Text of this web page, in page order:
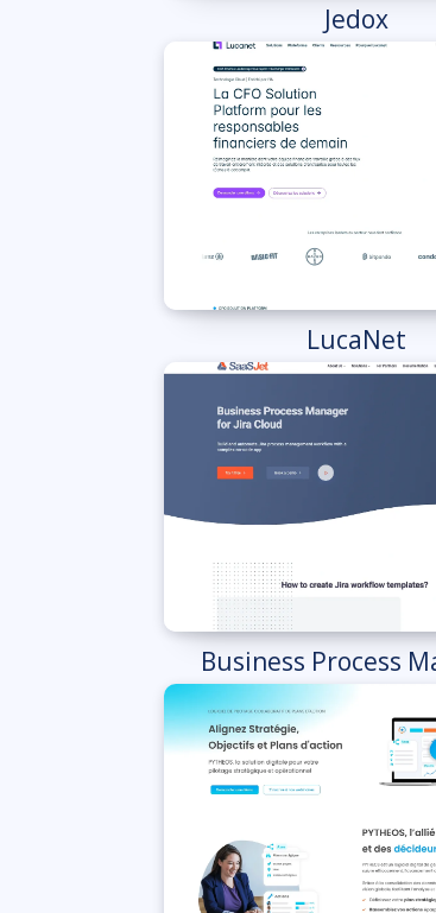
Jedox
LucaNet
Business Process